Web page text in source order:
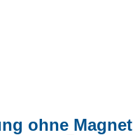
ohne Magnet